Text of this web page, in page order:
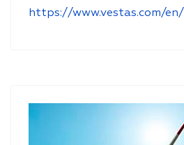
https://www.vestas.com/en/